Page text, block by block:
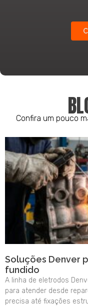
Confira um pouco
Soluções Denver
fundido
A linha de eletrodos
para atender desde
precisa até fixações